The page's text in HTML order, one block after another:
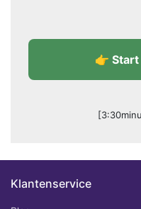
👉 Start
Klantenservice